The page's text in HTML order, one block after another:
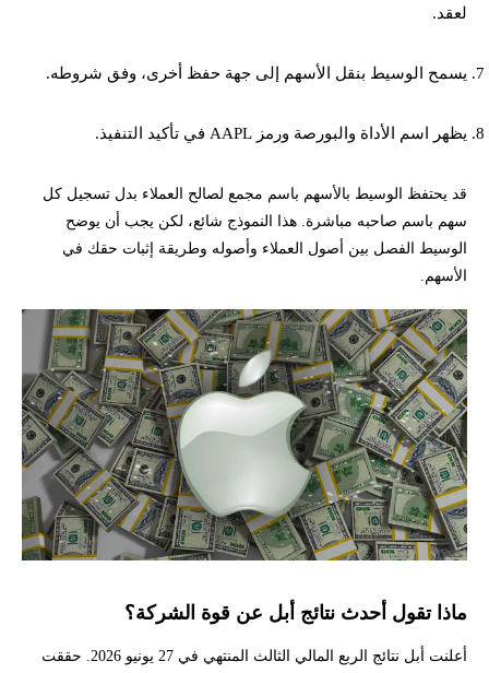
لعقد.
يسمح الوسيط بنقل الأسهم إلى جهة حفظ أخرى، وفق شروطه.
يظهر اسم الأداة والبورصة ورمز AAPL في تأكيد التنفيذ.
قد يحتفظ الوسيط بالأسهم باسم مجمع لصالح العملاء بدل تسجيل كل
سهم باسم صاحبه مباشرة. هذا النموذج شائع، لكن يجب أن يوضح
الوسيط الفصل بين أصول العملاء وأصوله وطريقة إثبات حقك في
الأسهم.
ماذا تقول أحدث نتائج أبل عن قوة الشركة؟
أعلنت أبل نتائج الربع المالي الثالث المنتهي في 27 يونيو 2026. حققت